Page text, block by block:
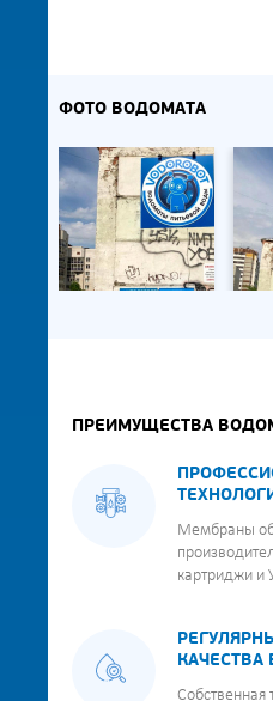
ФОТО ВОДОМАТА
ПРЕИМУЩЕСТВА
Мембраны
картриджи и
КАЧЕСТВА
Собственная